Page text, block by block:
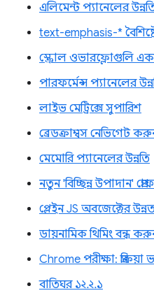
এলিমেন্ট প্যানেলের
text-emphasis-*
স্ক্রোল ওভারফ্লোগুলি
পারফর্মেন্স প্যানেলের
লাইভ মেট্রিক্সে সুপারিশ
ব্রেডক্রাম্বস নেভিগেট
মেমোরি প্যানেলের উন্নতি
নতুন 'বিচ্ছিন্ন উপাদান'
প্লেইন JS অবজেক্টের
ডায়নামিক থিমিং বন্ধ
Chrome পরীক্ষা: প্রক্রিয়া
বাতিঘর ১২.২.১